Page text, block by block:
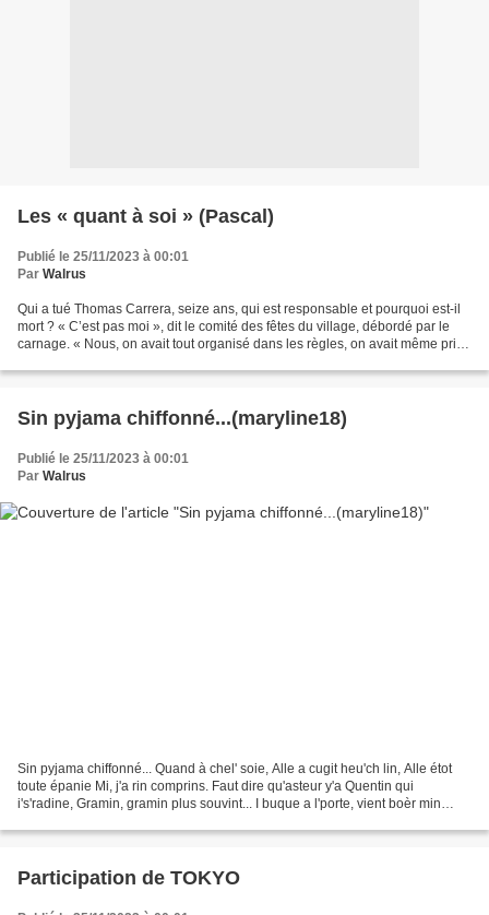
Les « quant à soi » (Pascal)
Publié le 25/11/2023 à 00:01
Par Walrus
Qui a tué Thomas Carrera, seize ans, qui est responsable et pourquoi est-il
mort ? « C’est pas moi », dit le comité des fêtes du village, débordé par le
carnage. « Nous, on avait tout organisé dans les règles, on avait même pris
Sin pyjama chiffonné...(maryline18)
Publié le 25/11/2023 à 00:01
Par Walrus
Sin pyjama chiffonné... Quand à chel' soie, Alle a cugit heu'ch lin, Alle étot
toute épanie Mi, j'a rin comprins. Faut dire qu'asteur y'a Quentin qui
i's'radine, Gramin, gramin plus souvint... I buque a l'porte, vient boèr min
Participation de TOKYO